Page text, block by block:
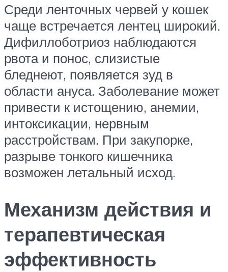
Среди ленточных червей у кошек
чаще встречается лентец широкий.
Дифиллоботриоз наблюдаются
рвота и понос, слизистые
бледнеют, появляется зуд в
области ануса. Заболевание может
привести к истощению, анемии,
интоксикации, нервным
расстройствам. При закупорке,
разрыве тонкого кишечника
возможен летальный исход.
Механизм действия и
терапевтическая
эффективность